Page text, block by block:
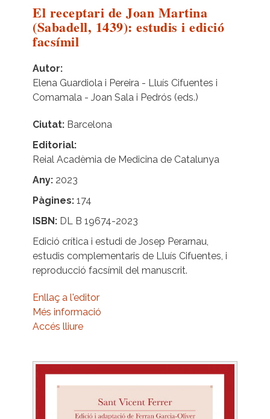
El receptari de Joan Martina
(Sabadell, 1439): estudis i edició
facsímil
Autor
Elena Guardiola i Pereira - Lluís Cifuentes i
Comamala - Joan Sala i Pedrós (eds.)
Ciutat Barcelona
Editorial
Reial Acadèmia de Medicina de Catalunya
Any 2023
Pàgines 174
ISBN
DL B 19674-2023
Edició crítica i estudi de Josep Perarnau,
estudis complementaris de Lluís Cifuentes, i
reproducció facsímil del manuscrit.
Enllaç a l'editor
Més informació
Accés lliure
Image